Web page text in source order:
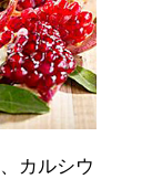
カルシウ